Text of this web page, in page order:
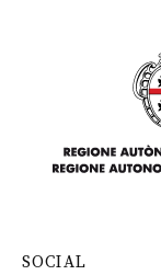
SOCIAL